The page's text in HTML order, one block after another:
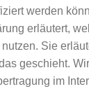
werden
erläutert,
Sie
geschieht.
im